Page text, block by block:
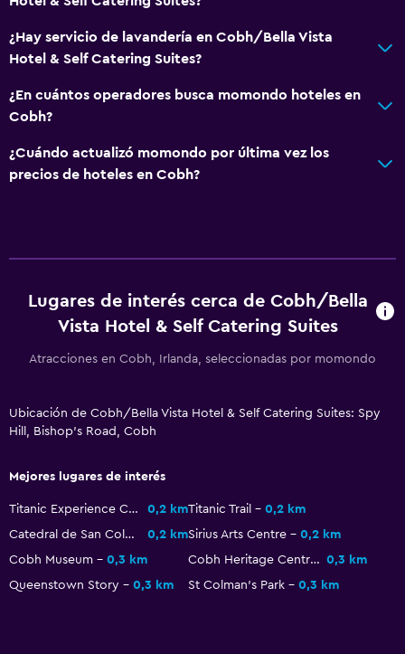
Senderismo
Servicios y facilidades
Servicio de despertador
Servicio de conserjería
Instalaciones para reuniones
Check-out exprés
Recepción 24 horas
Unidad ubicada en la planta baja
Unidad accesible para personas en silla de ruedas
Plantas superiores accesibles por escaleras
¿Hay servicio de lavandería en Cobh/Bella Vista
Hotel & Self Catering Suites?
¿En cuántos operadores busca momondo hoteles en
Cobh?
¿Cuándo actualizó momondo por última vez los
precios de hoteles en Cobh?
Lugares de interés cerca de Cobh/Bella
Vista Hotel & Self Catering Suites
Atracciones en Cobh, Irlanda, seleccionadas por momondo
Ubicación de Cobh/Bella Vista Hotel & Self Catering Suites: Spy
Hill, Bishop's Road, Cobh
Mejores lugares de interés
Titanic Experience Cobh 0,2 kmTitanic Trail
0,2 km
Catedral de San Colmán (Cobh)
0,2 kmSirius Arts Centre
0,2 km
Cobh Museum
0,3 km Cobh Heritage Centre 0,3 km
Queenstown Story
0,3 km St Colman's Park 0,3 km